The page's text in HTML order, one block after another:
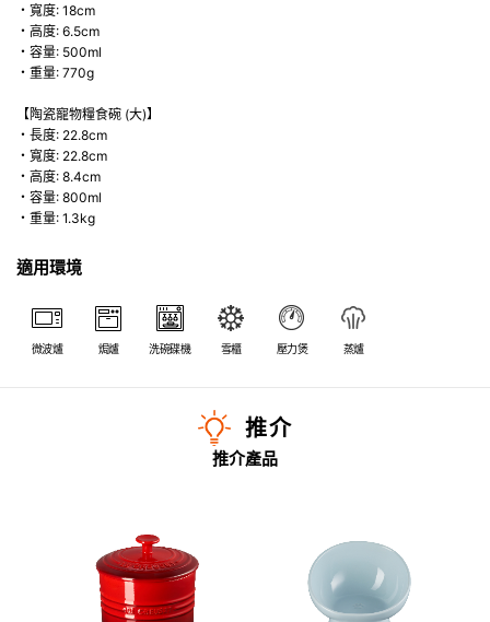
・寬度: 18cm
・高度: 6.5cm
・容量: 500ml
・重量: 770g
【陶瓷寵物糧食碗 (大)】
・長度: 22.8cm
・寬度: 22.8cm
・高度: 8.4cm
・容量: 800ml
・重量: 1.3kg
適用環境
微波爐 焗爐 洗碗碟機 雪櫃 壓力煲 蒸爐
推介
推介產品